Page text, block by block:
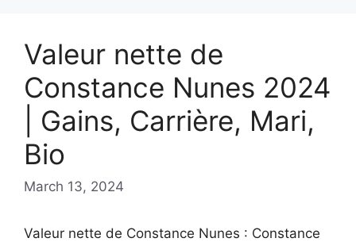
Valeur nette de
Constance Nunes 2024
| Gains, Carrière, Mari,
Bio
March 13, 2024
Valeur nette de Constance Nunes : Constance